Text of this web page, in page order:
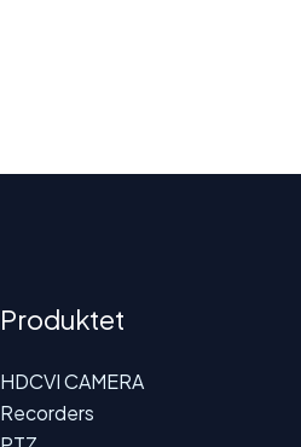
Produktet
HDCVI CAMERA
Recorders